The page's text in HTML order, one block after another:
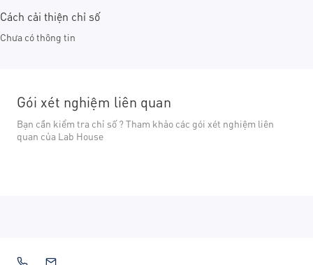
Cách cải thiện chỉ số
Chưa có thông tin
Gói xét nghiệm liên quan
Bạn cần kiểm tra chỉ số ? Tham khảo các gói xét nghiệm liên
quan của Lab House